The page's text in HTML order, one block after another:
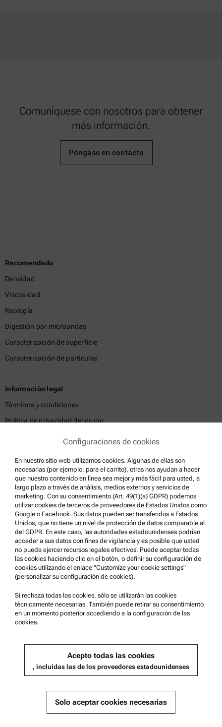
Comuníquese con nosotros para obtener
más información.
Póngase en contacto
Recomendado
Densidad
Viscosidad
Reología
Digestión por microondas
Caracterización de superficie
Caracterización de partículas
Información legal
Términos y condiciones
Política de privacidad del grupo
Condiciones de uso
Marcas comerciales
Sistema de denuncia de irregularidades
Asistencia para el producto
Anton Paar Certified Service
Declaración de seguridad
Centros técnicos Anton Paar
Comuníquese con nosotros
Información de la empresa
Relaciones públicas
Configuraciones de cookies
En nuestro sitio web utilizamos cookies. Algunas de ellas son
necesarias (por ejemplo, para el carrito), otras nos ayudan a hacer
que nuestro contenido en línea sea mejor y más fácil para usted, a
largo plazo a través de análisis, medios externos y servicios de
marketing. Con su consentimiento (Art. 49(1)(a) GDPR) podemos
utilizar cookies de terceros de proveedores de Estados Unidos como
Google o Facebook. Sus datos pueden ser transferidos a Estados
Unidos, que no tiene un nivel de protección de datos comparable al
del GDPR. En este caso, las autoridades estadounidenses podrían
acceder a sus datos con fines de vigilancia y es posible que usted
no pueda ejercer recursos legales efectivos. Puede aceptar todas
las cookies haciendo clic en el botón, o definir su configuración de
cookies utilizando el enlace "Customize your cookie settings"
(personalizar su configuración de cookies).
Si rechaza todas las cookies, sólo se utilizarán las cookies
técnicamente necesarias. También puede retirar su consentimiento
en un momento posterior accediendo a la configuración de las
cookies.
Acepto todas las cookies
, incluidas las de los proveedores estadounidenses
Solo aceptar cookies necesarias